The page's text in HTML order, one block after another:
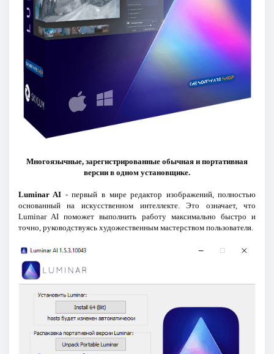
Многоязычные, зарегистрированные обычная и портативная
версии в одном установщике.
Luminar AI - первый в мире редактор изображений, полностью
основанный на искусственном интеллекте. Это означает, что
Luminar AI поможет выполнить работу максимально быстро и
точно, руководствуясь художественным мастерством пользователя.